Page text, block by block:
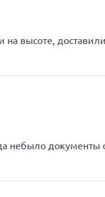
высоте,
небыло